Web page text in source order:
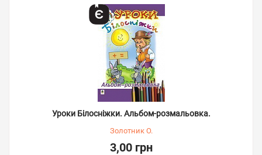
Уроки Білосніжки. Альбом-розмальовка.
Золотник О.
3,00 грн